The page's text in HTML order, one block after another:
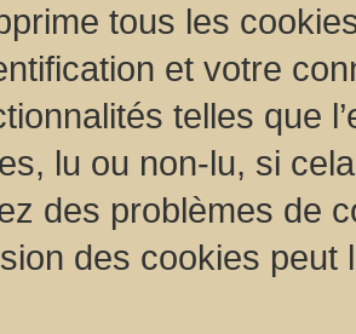
tous les
et votre
telles que
lu ou non-lu, si
des problèmes de
des cookies peut